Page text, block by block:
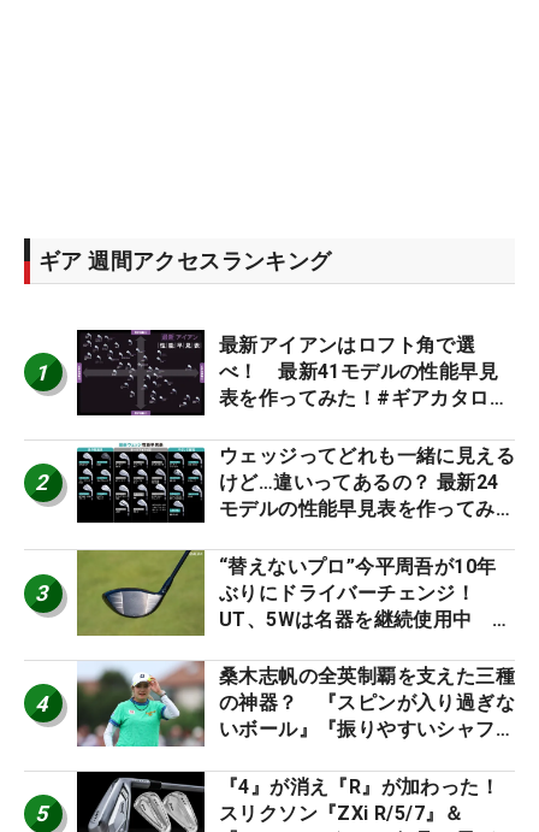
ギア 週間アクセスランキング
1
最新アイアンはロフト角で選
べ！ 最新41モデルの性能早見
表を作ってみた！#ギアカタログ
2
ウェッジってどれも一緒に見える
けど…違いってあるの？ 最新24
モデルの性能早見表を作ってみ
3
“替えないプロ”今平周吾が10年
ぶりにドライバーチェンジ！
UT、5Wは名器を継続使用中 #
4
桑木志帆の全英制覇を支えた三種
の神器？ 『スピンが入り過ぎな
いボール』『振りやすいシャフ
ー』 #女子プロセッティング
5
『4』が消え『R』が加わった！
スリクソン『ZXi R/5/7』＆